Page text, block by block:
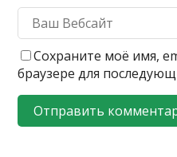
Сохраните моё имя,
браузере для